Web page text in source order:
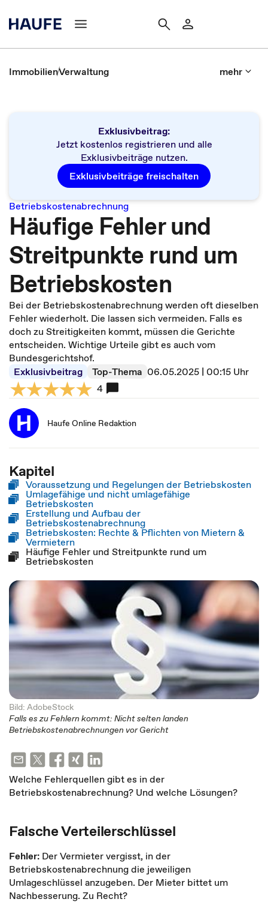
ImmobilienVerwaltung mehr
Exklusivbeitrag:
Jetzt kostenlos registrieren und alle
Exklusivbeiträge nutzen.
Exklusivbeiträge freischalten
Betriebskostenabrechnung
Häufige Fehler und
Streitpunkte rund um
Betriebskosten
Bei der Betriebskostenabrechnung werden oft dieselben
Fehler wiederholt. Die lassen sich vermeiden. Falls es
doch zu Streitigkeiten kommt, müssen die Gerichte
entscheiden. Wichtige Urteile gibt es auch vom
Bundesgerichtshof.
Exklusivbeitrag
Top-Thema 06.05.2025 | 00:15 Uhr
4
Haufe Online Redaktion
Kapitel
Voraussetzung und Regelungen der Betriebskosten
Umlagefähige und nicht umlagefähige
Betriebskosten
Erstellung und Aufbau der
Betriebskostenabrechnung
Betriebskosten: Rechte & Pflichten von Mietern &
Vermietern
Häufige Fehler und Streitpunkte rund um
Betriebskosten
Bild: AdobeStock
Falls es zu Fehlern kommt: Nicht selten landen
Betriebskostenabrechnungen vor Gericht
Welche Fehlerquellen gibt es in der
Betriebskostenabrechnung? Und welche Lösungen?
Falsche Verteilerschlüssel
Fehler: Der Vermieter vergisst, in der
Betriebskostenabrechnung die jeweiligen
Umlageschlüssel anzugeben. Der Mieter bittet um
Nachbesserung. Zu Recht?